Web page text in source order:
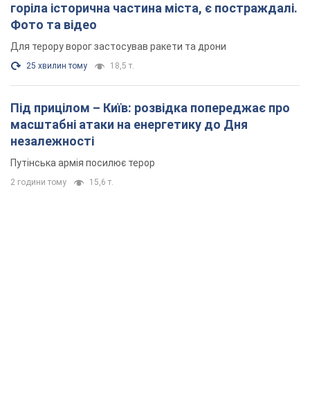
горіла історична частина міста, є постраждалі.
Фото та відео
Для терору ворог застосував ракети та дрони
25 хвилин тому 18,5 т.
Під прицілом – Київ: розвідка попереджає про
масштабні атаки на енергетику до Дня
незалежності
Путінська армія посилює терор
2 години тому 15,6 т.